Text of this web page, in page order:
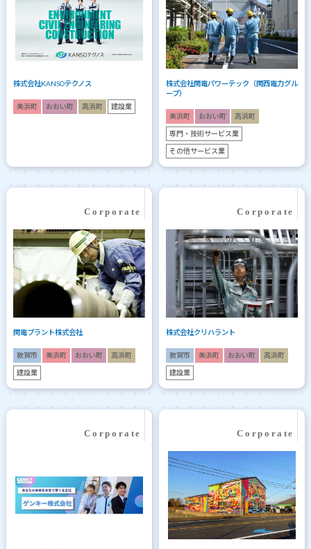
株式会社KANSOテクノス
美浜町 おおい町 高浜町 建設業
株式会社関電パワーテック（関西電力グル
ープ）
美浜町 おおい町 高浜町
専門・技術サービス業
その他サービス業
関電プラント株式会社
敦賀市 美浜町 おおい町 高浜町
建設業
株式会社クリハラント
敦賀市 美浜町 おおい町 高浜町
建設業